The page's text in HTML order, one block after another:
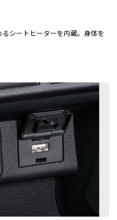
シートヒーターを内蔵。身体を